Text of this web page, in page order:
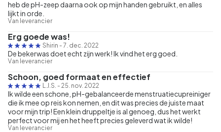
heb de pH-zeep daarna ook op mijn handen gebruikt, en alles
lijkt in orde.
Van leverancier
Erg goede was!
Shirin - 7. dec. 2022
De bekerwas doet echt zijn werk! Ik vind het erg goed.
Van leverancier
Schoon, goed formaat en effectief
L.J.S. - 25. nov. 2022
Ik wilde een schone, pH-gebalanceerde menstruatiecupreiniger
die ik mee op reis kon nemen, en dit was precies de juiste maat
voor mijn trip! Een klein druppeltje is al genoeg, dus het werkt
perfect voor mij en het heeft precies geleverd wat ik wilde!
Van leverancier